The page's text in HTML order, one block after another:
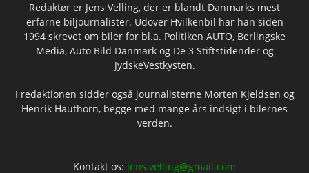
Redaktør er Jens Velling, der er blandt Danmarks mest
erfarne biljournalister. Udover Hvilkenbil har han siden
1994 skrevet om biler for bl.a. Politiken AUTO, Berlingske
Media, Auto Bild Danmark og De 3 Stiftstidender og
JydskeVestkysten.
I redaktionen sidder også journalisterne Morten Kjeldsen og
Henrik Hauthorn, begge med mange års indsigt i bilernes
verden.
Kontakt os: jens.velling@gmail.com